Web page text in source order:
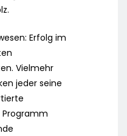
Erfolg im
Vielmehr
jeder seine